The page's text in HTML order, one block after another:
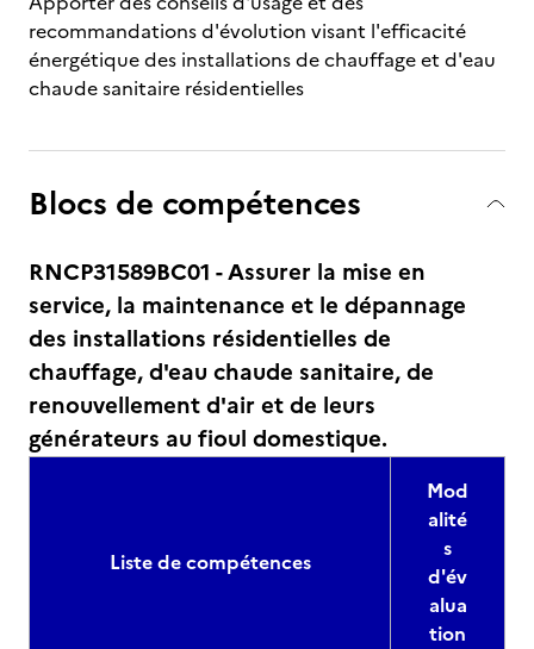
recommandations d'évolution visant l'efficacité
énergétique des installations de chauffage et d'eau
chaude sanitaire résidentielles
Blocs de compétences
RNCP31589BC01 - Assurer la mise en
service, la maintenance et le dépannage
des installations résidentielles de
chauffage, d'eau chaude sanitaire, de
renouvellement d'air et de leurs
générateurs au fioul domestique.
Liste de compétences
Mod
alité
s
d'év
alua
tion